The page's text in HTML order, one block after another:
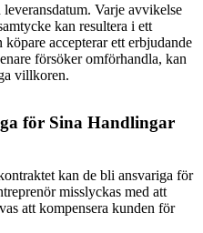
Varje avvikelse
kan resultera i ett
accepterar ett erbjudande
försöker omförhandla, kan
villkoren.
för Sina Handlingar
kan de bli ansvariga för
misslyckas med att
att kompensera kunden för